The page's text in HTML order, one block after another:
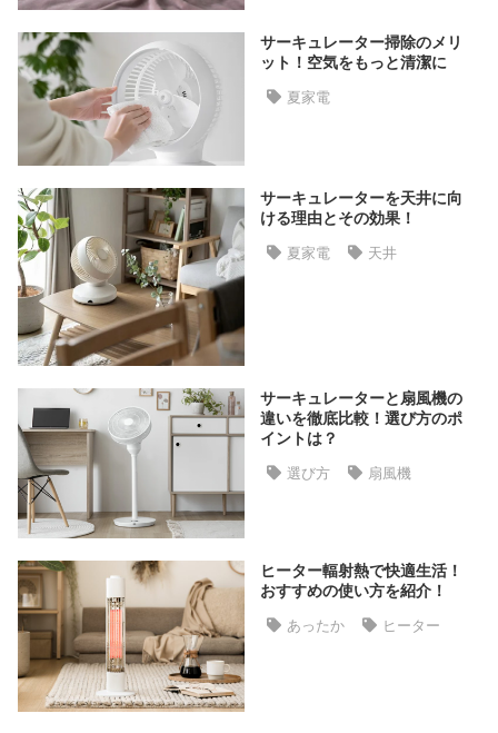
覧
ア
イ
テ
ム
ラ
ン
キ
商
品
カ
テ
リ
か
探
す
サーキュレーター掃除のメリ
ット！空気をもっと清潔に
夏家電
サーキュレーターを天井に向
ける理由とその効果！
夏家電 天井
サーキュレーターと扇風機の
違いを徹底比較！選び方のポ
イントは？
選び方 扇風機
ヒーター輻射熱で快適生活！
おすすめの使い方を紹介！
あったか ヒーター